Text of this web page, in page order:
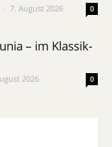
7. August 2026 0
– im Klassik-
2026 0